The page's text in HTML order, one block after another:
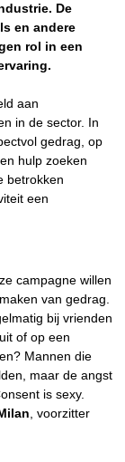
De
en andere
rol in een
aan
in de sector. In
gedrag, op
hulp zoeken
betrokken
een
campagne willen
van gedrag.
bij vrienden
of op een
Mannen die
maar de angst
is sexy.
, voorzitter